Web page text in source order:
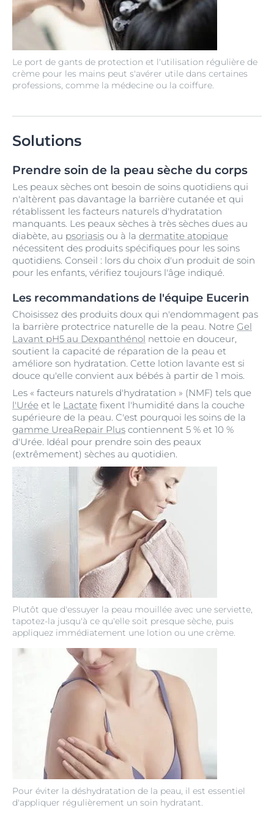
Le port de gants de protection et l'utilisation régulière de
crème pour les mains peut s'avérer utile dans certaines
professions, comme la médecine ou la coiffure.
Solutions
Prendre soin de la peau sèche du corps
Les peaux sèches ont besoin de soins quotidiens qui
n'altèrent pas davantage la barrière cutanée et qui
rétablissent les facteurs naturels d'hydratation
manquants. Les peaux sèches à très sèches dues au
diabète, au psoriasis ou à la dermatite atopique
nécessitent des produits spécifiques pour les soins
quotidiens. Conseil : lors du choix d'un produit de soin
pour les enfants, vérifiez toujours l'âge indiqué.
Les recommandations de l'équipe Eucerin
Plutôt que d'essuyer la peau mouillée avec une serviette,
tapotez-la jusqu'à ce qu'elle soit presque sèche, puis
appliquez immédiatement une lotion ou une crème.
Pour éviter la déshydratation de la peau, il est essentiel
d'appliquer régulièrement un soin hydratant.
Choisissez des produits doux qui n'endommagent pas
la barrière protectrice naturelle de la peau. Notre Gel
Lavant pH5 au Dexpanthénol nettoie en douceur,
soutient la capacité de réparation de la peau et
améliore son hydratation. Cette lotion lavante est si
douce qu'elle convient aux bébés à partir de 1 mois.
Les « facteurs naturels d'hydratation » (NMF) tels que
l'Urée et le Lactate fixent l'humidité dans la couche
supérieure de la peau. C'est pourquoi les soins de la
gamme UreaRepair Plus contiennent 5 % et 10 %
d'Urée. Idéal pour prendre soin des peaux
(extrêmement) sèches au quotidien.